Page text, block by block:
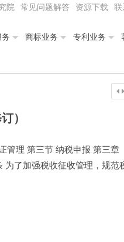
院 常见问题解答 资源下载 联
商标业务 专利业务
）
管理 第三节 纳税申报 第三章
为了加强税收征收管理，规范